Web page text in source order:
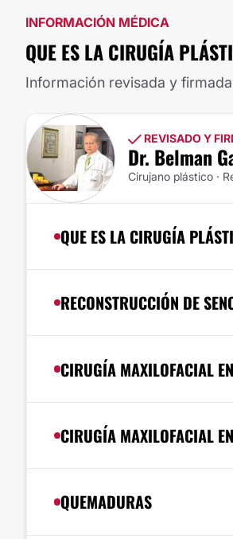
INFORMACIÓN MÉDICA
QUE ES LA CIRUGÍA
Información revisada y
REVISADO Y
Dr. Belman
Cirujano plástico ·
QUE ES LA CIRUGÍA
RECONSTRUCCIÓN DE
CIRUGÍA MAXILOFACIAL
CIRUGÍA MAXILOFACIAL
QUEMADURAS